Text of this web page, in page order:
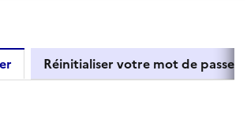
Réinitialiser votre mot de passe